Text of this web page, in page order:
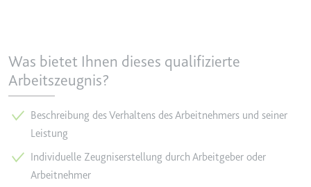
zu senden. Erfasst den Besucher
über Geräte und Marketingkanäle
Ablauf:
2 Jahre
Typ:
Typ:
HTTP-Cookie
Anbieter:
Statistiken der Videos von
Was bietet Ihnen dieses qualifizierte
Arbeitszeugnis?
Beschreibung des Verhaltens des Arbeitnehmers und seiner
Leistung
Individuelle Zeugniserstellung durch Arbeitgeber oder
Arbeitnehmer